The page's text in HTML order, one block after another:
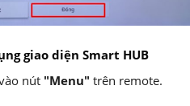
giao diện Smart HUB
nút "Menu" trên remote.